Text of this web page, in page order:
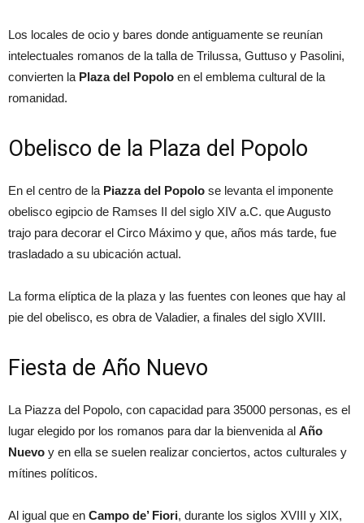
Los locales de ocio y bares donde antiguamente se reunían
intelectuales romanos de la talla de Trilussa, Guttuso y Pasolini,
convierten la Plaza del Popolo en el emblema cultural de la
romanidad.
Obelisco de la Plaza del Popolo
En el centro de la Piazza del Popolo se levanta el imponente
obelisco egipcio de Ramses II del siglo XIV a.C. que Augusto
trajo para decorar el Circo Máximo y que, años más tarde, fue
trasladado a su ubicación actual.
La forma elíptica de la plaza y las fuentes con leones que hay al
pie del obelisco, es obra de Valadier, a finales del siglo XVIII.
Fiesta de Año Nuevo
La Piazza del Popolo, con capacidad para 35000 personas, es el
lugar elegido por los romanos para dar la bienvenida al Año
Nuevo y en ella se suelen realizar conciertos, actos culturales y
mítines políticos.
Al igual que en Campo de’ Fiori, durante los siglos XVIII y XIX,